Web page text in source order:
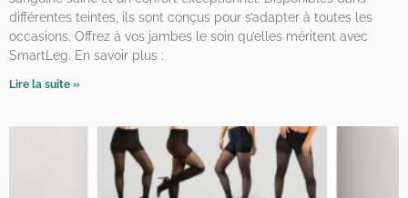
différentes teintes, ils sont conçus pour s’adapter à toutes les
occasions. Offrez à vos jambes le soin qu’elles méritent avec
SmartLeg. En savoir plus :
Lire la suite »